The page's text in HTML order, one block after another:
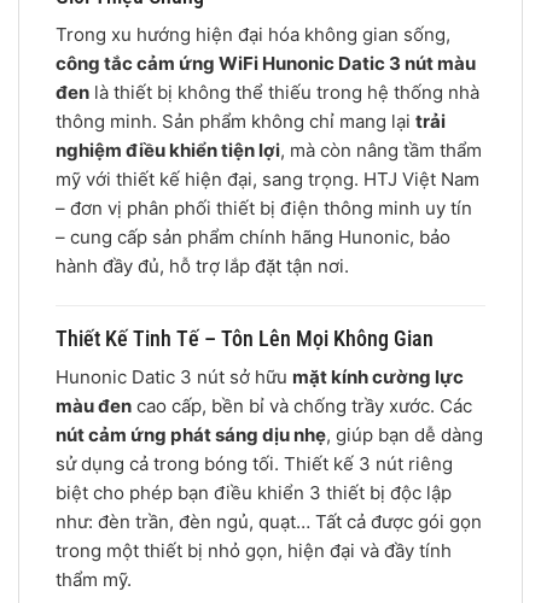
Trong xu hướng hiện đại hóa không gian sống,
công tắc cảm ứng WiFi Hunonic Datic 3 nút màu
đen là thiết bị không thể thiếu trong hệ thống nhà
thông minh. Sản phẩm không chỉ mang lại trải
nghiệm điều khiển tiện lợi, mà còn nâng tầm thẩm
mỹ với thiết kế hiện đại, sang trọng. HTJ Việt Nam
– đơn vị phân phối thiết bị điện thông minh uy tín
– cung cấp sản phẩm chính hãng Hunonic, bảo
hành đầy đủ, hỗ trợ lắp đặt tận nơi.
Thiết Kế Tinh Tế – Tôn Lên Mọi Không Gian
Hunonic Datic 3 nút sở hữu mặt kính cường lực
màu đen cao cấp, bền bỉ và chống trầy xước. Các
nút cảm ứng phát sáng dịu nhẹ, giúp bạn dễ dàng
sử dụng cả trong bóng tối. Thiết kế 3 nút riêng
biệt cho phép bạn điều khiển 3 thiết bị độc lập
như: đèn trần, đèn ngủ, quạt… Tất cả được gói gọn
trong một thiết bị nhỏ gọn, hiện đại và đầy tính
thẩm mỹ.